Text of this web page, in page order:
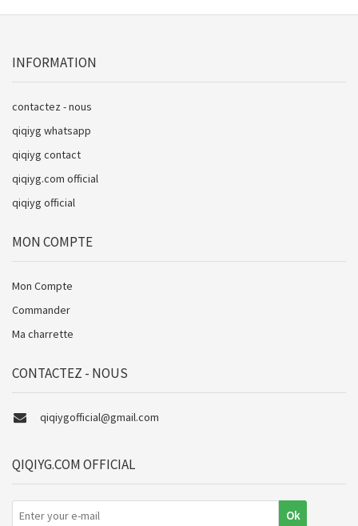
INFORMATION
contactez - nous
qiqiyg whatsapp
qiqiyg contact
qiqiyg.com official
qiqiyg official
MON COMPTE
Mon Compte
Commander
Ma charrette
CONTACTEZ - NOUS
qiqiygofficial@gmail.com
QIQIYG.COM OFFICIAL